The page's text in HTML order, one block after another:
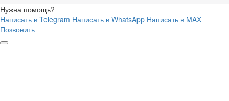
Нужна помощь?
Написать в Telegram Написать в WhatsApp Написать в MAX
Позвонить